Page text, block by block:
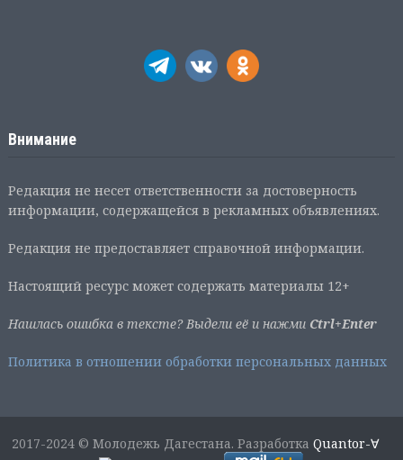
Внимание
Редакция не несет ответственности за достоверность
информации, содержащейся в рекламных объявлениях.
Редакция не предоставляет справочной информации.
Настоящий ресурс может содержать материалы 12+
Нашлась ошибка в тексте? Выдели её и нажми Ctrl+Enter
Политика в отношении обработки персональных данных
2017-2024 © Молодежь Дагестана. РазработкаQuantor-∀